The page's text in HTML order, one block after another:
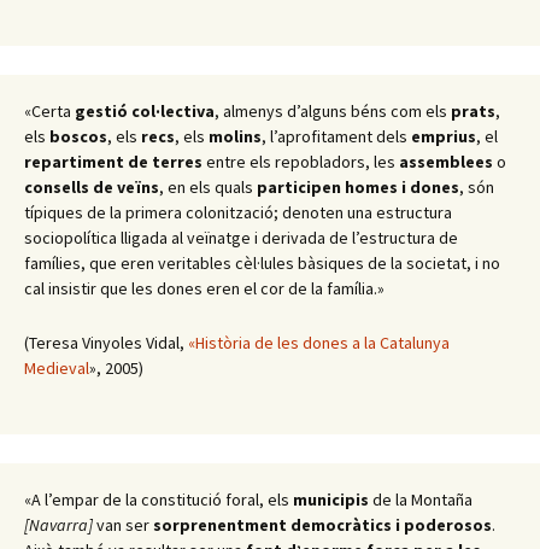
«Certa gestió col·lectiva, almenys d’alguns béns com els prats,
els boscos, els recs, els molins, l’aprofitament dels emprius, el
repartiment de terres entre els repobladors, les assemblees o
consells de veïns, en els quals participen homes i dones, són
típiques de la primera colonització; denoten una estructura
sociopolítica lligada al veïnatge i derivada de l’estructura de
famílies, que eren veritables cèl·lules bàsiques de la societat, i no
cal insistir que les dones eren el cor de la família.»
(Teresa Vinyoles Vidal, «Història de les dones a la Catalunya
Medieval», 2005)
«A l’empar de la constitució foral, els municipis de la Montaña
[Navarra]van ser sorprenentment democràtics i poderosos.